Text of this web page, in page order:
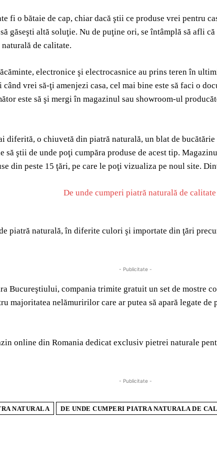
fi o bătaie de cap, chiar dacă ştii ce produse vrei pentru
găseşti altă soluţie. Nu de puţine ori, se întâmplă să afli
de calitate.
electronice şi electrocasnice au prins teren în
vrei să-ţi amenjezi casa, cel mai bine este să faci o
este să şi mergi în magazinul sau showroom-ul
diferită, o chiuvetă din piatră naturală, un blat de
să ştii de unde poţi cumpăra produse de acest tip.
din peste 15 ţări, pe care le poţi vizualiza pe noul site.
piatră naturală, în diferite culori şi importate din ţări
- Publicitate -
Bucureştiului, compania trimite gratuit un set de mostre
majoritatea nelămuririlor care ar putea să apară legate
online din Romania dedicat exclusiv pietrei naturale
- Publicitate -
NATURALA DE UNDE CUMPERI PIATRA NATURALA DE